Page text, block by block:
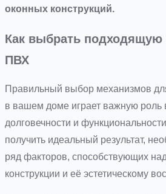
оконных конструкций.
Как выбрать
ПВХ
Правильный выбор механизмов
в вашем доме играет важную роль
долговечности и
получить идеальный результат,
ряд факторов, способствующих
конструкции и её эстетическому